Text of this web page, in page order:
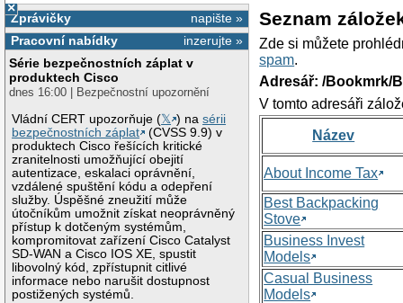
×
napište »
Zprávičky
inzerujte »
Pracovní nabídky
Série bezpečnostních záplat v
produktech Cisco
dnes 16:00 | Bezpečnostní upozornění
Vládní CERT upozorňuje (𝕏 ) nasérii
bezpečnostních záplat
(CVSS 9.9) v
produktech Cisco řešících kritické
zranitelnosti umožňující obejití
autentizace, eskalaci oprávnění,
vzdálené spuštění kódu a odepření
služby. Úspěšné zneužití může
útočníkům umožnit získat neoprávněný
přístup k dotčeným systémům,
kompromitovat zařízení Cisco Catalyst
SD-WAN a Cisco IOS XE, spustit
libovolný kód, zpřístupnit citlivé
informace nebo narušit dostupnost
postižených systémů.
Seznam
Zde si můžete
spam.
Adresář: /Bookmrk/
V tomto adresáři
Název
About Income Tax
Best Backpacking
Stove
Business Invest
Models
Casual Business
Models